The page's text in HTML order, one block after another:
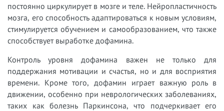
постоянно циркулирует в мозге и теле. Нейропластичность
мозга, его способность адаптироваться к новым условиям,
стимулируется обучением и самообразованием, что также
способствует выработке дофамина.
Контроль уровня дофамина важен не только для
поддержания мотивации и счастья, но и для восприятия
времени. Кроме того, дофамин играет важную роль в
движении, особенно при неврологических заболеваниях,
таких как болезнь Паркинсона, что подчеркивает его